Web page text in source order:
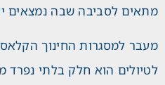
מתאים לסביבה שבה נמצאים
מעבר למסגרות החינוך
לטיולים הוא חלק בלתי נפרד